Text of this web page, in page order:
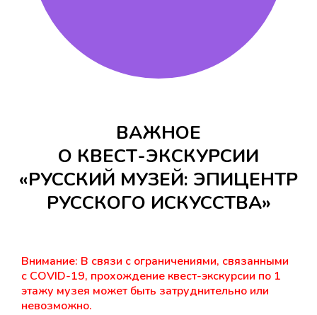
ВАЖНОЕ
О КВЕСТ-ЭКСКУРСИИ
«РУССКИЙ МУЗЕЙ: ЭПИЦЕНТР
РУССКОГО ИСКУССТВА»
Внимание: В связи с ограничениями, связанными
с COVID-19, прохождение квест-экскурсии по 1
этажу музея может быть затруднительно или
невозможно.